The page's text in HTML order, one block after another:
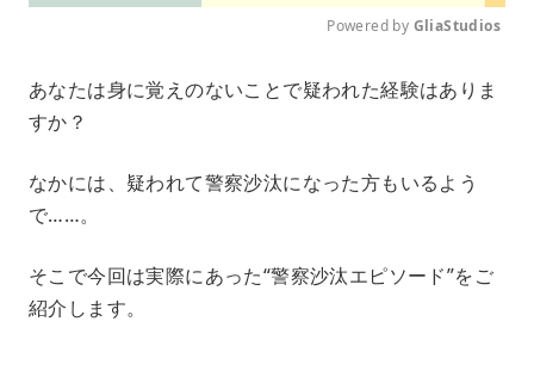
u
Powered by GliaStudios
あなたは身に覚えのないことで疑われた経験はありま
すか？
なかには、疑われて警察沙汰になった方もいるよう
で……。
そこで今回は実際にあった“警察沙汰エピソード”をご
紹介します。